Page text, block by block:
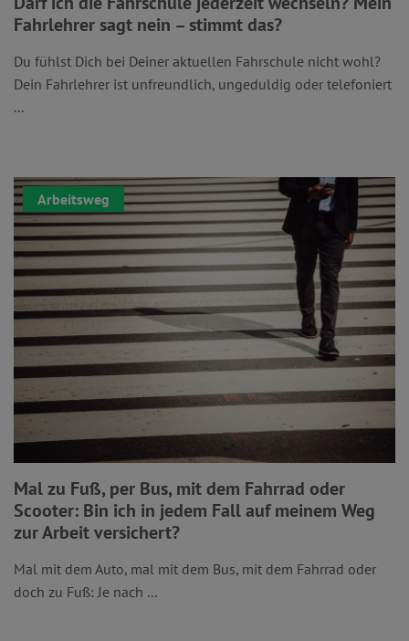
Fahrlehrer sagt nein – stimmt das?
Du fühlst Dich bei Deiner aktuellen Fahrschule nicht wohl?
Dein Fahrlehrer ist unfreundlich, ungeduldig oder telefoniert
...
Arbeitsweg
Mal zu Fuß, per Bus, mit dem Fahrrad oder
Scooter: Bin ich in jedem Fall auf meinem Weg
zur Arbeit versichert?
Mal mit dem Auto, mal mit dem Bus, mit dem Fahrrad oder
doch zu Fuß: Je nach ...